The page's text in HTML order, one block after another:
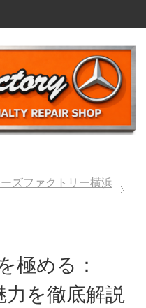
ズファクトリー横浜
極める：
を徹底解説